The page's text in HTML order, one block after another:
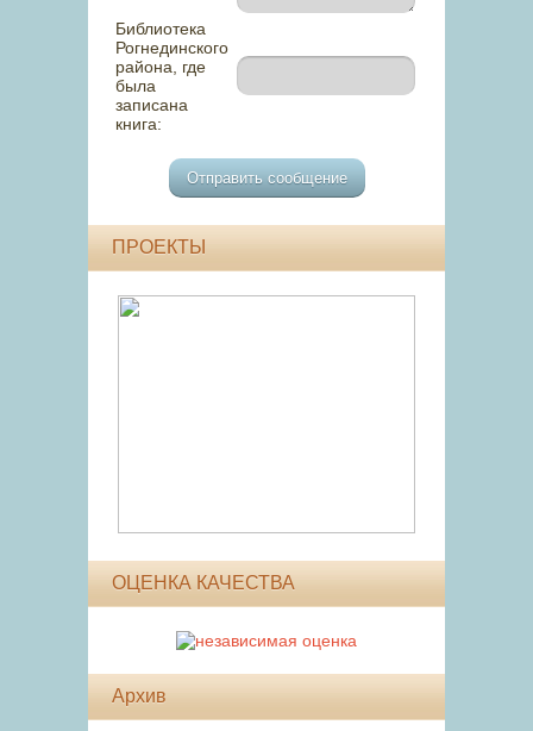
Библиотека
Рогнединского
района, где
была
записана
книга:
ПРОЕКТЫ
ОЦЕНКА КАЧЕСТВА
Архив